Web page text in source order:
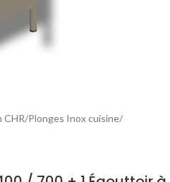
CHR Plonges Inox cuisine